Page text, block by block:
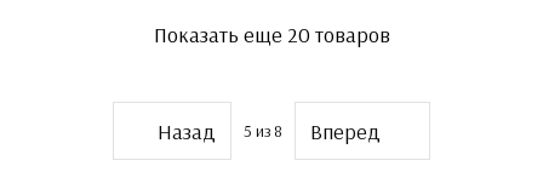
Показать еще 20 товаров
Назад 5 из 8 Вперед